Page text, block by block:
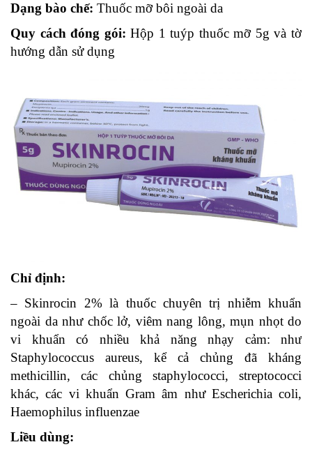
Dạng bào chế: Thuốc mỡ bôi ngoài da
Quy cách đóng gói:Hộp 1 tuýp thuốc mỡ 5g và tờ
hướng dẫn sử dụng
Chỉ định:
– Skinrocin 2% là thuốc chuyên trị nhiễm khuẩn
ngoài da như chốc lở, viêm nang lông, mụn nhọt do
vi khuẩn có nhiều khả năng nhạy cảm: như
Staphylococcus aureus, kể cả chủng đã kháng
methicillin, các chủng staphylococci, streptococci
khác, các vi khuẩn Gram âm như Escherichia coli,
Haemophilus influenzae
Liều dùng: